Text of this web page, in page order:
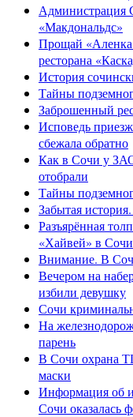
Администрация
«Макдональдс»
Прощай
ресторана
История
Тайны
Заброшенный
Исповедь
сбежала обратно
Как в Сочи у
отобрали
Тайны
Забытая
Разъярённая
«Хайвей» в Сочи
Внимание. В
Вечером на
избили девушку
Сочи
На
парень
В Сочи охрана
маски
Информация об
Сочи оказалась